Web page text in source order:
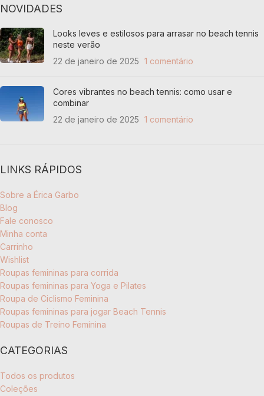
NOVIDADES
Looks leves e estilosos para arrasar no beach tennis
neste verão
22 de janeiro de 2025 1 comentário
Cores vibrantes no beach tennis: como usar e
combinar
22 de janeiro de 2025 1 comentário
LINKS RÁPIDOS
Sobre a Érica Garbo
Blog
Fale conosco
Minha conta
Carrinho
Wishlist
Roupas femininas para corrida
Roupas femininas para Yoga e Pilates
Roupa de Ciclismo Feminina
Roupas femininas para jogar Beach Tennis
Roupas de Treino Feminina
CATEGORIAS
Todos os produtos
Coleções